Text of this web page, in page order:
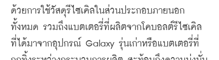
ด้วยการใช้วัสดุรีไซเคิลในส่วนประกอบภายนอก
ทั้งหมด รวมถึงแบตเตอรี่ที่ผลิตจากโคบอลต์รีไซเคิล
ที่ได้มาจากอุปกรณ์ Galaxy รุ่นเก่าหรือแบตเตอรี่ที่